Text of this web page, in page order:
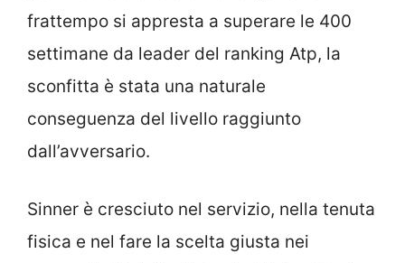
frattempo si appresta a superare le 400
settimane da leader del ranking Atp, la
sconfitta è stata una naturale
conseguenza del livello raggiunto
dall’avversario.
Sinner è cresciuto nel servizio, nella tenuta
fisica e nel fare la scelta giusta nei